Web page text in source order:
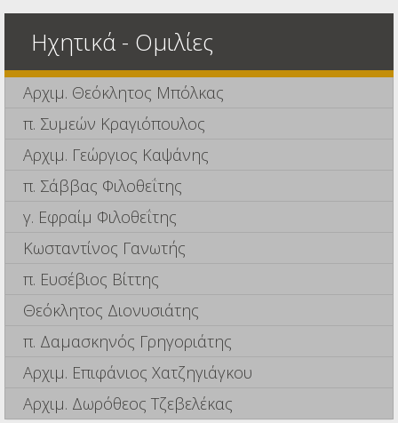
Ηχητικά - Ομιλίες
Αρχιμ. Θεόκλητος Μπόλκας
π. Συμεών Κραγιόπουλος
Αρχιμ. Γεώργιος Καψάνης
π. Σάββας Φιλοθεΐτης
γ. Εφραίμ Φιλοθεΐτης
Κωσταντίνος Γανωτής
π. Ευσέβιος Βίττης
Θεόκλητος Διονυσιάτης
π. Δαμασκηνός Γρηγοριάτης
Αρχιμ. Επιφάνιος Χατζηγιάγκου
Αρχιμ. Δωρόθεος Τζεβελέκας